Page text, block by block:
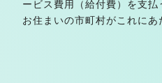
保土ヶ谷区の地域別介護・生
ービス費用（給付費）を支
お住まいの市町村がこれにあ